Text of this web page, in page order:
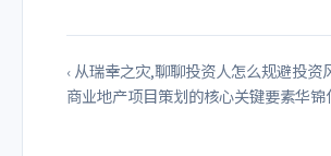
‹ 从瑞幸之灾,聊聊投资人怎么规避投资
商业地产项目策划的核心关键要素华